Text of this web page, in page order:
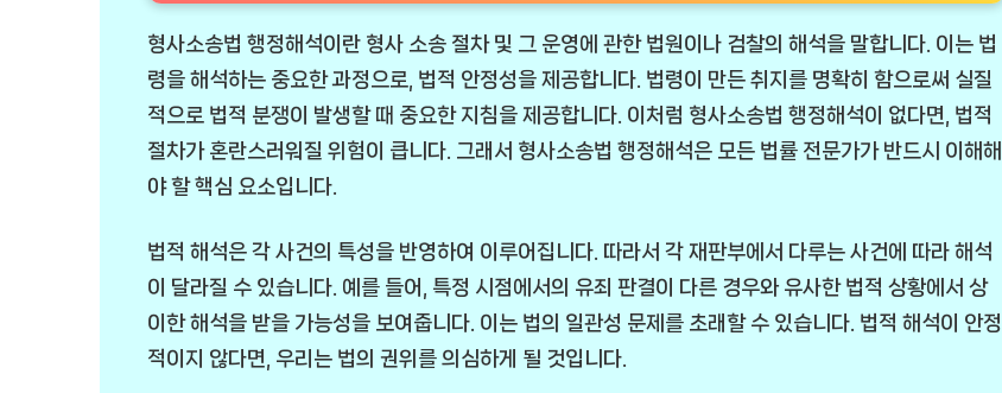
형사소송법 행정해석이란 형사 소송 절차 및 그 운영에 관한 법원이나 검찰의 해석을 말합니다. 이는 법
령을 해석하는 중요한 과정으로, 법적 안정성을 제공합니다. 법령이 만든 취지를 명확히 함으로써 실질
적으로 법적 분쟁이 발생할 때 중요한 지침을 제공합니다. 이처럼 형사소송법 행정해석이 없다면, 법적
절차가 혼란스러워질 위험이 큽니다. 그래서 형사소송법 행정해석은 모든 법률 전문가가 반드시 이해해
야 할 핵심 요소입니다.
법적 해석은 각 사건의 특성을 반영하여 이루어집니다. 따라서 각 재판부에서 다루는 사건에 따라 해석
이 달라질 수 있습니다. 예를 들어, 특정 시점에서의 유죄 판결이 다른 경우와 유사한 법적 상황에서 상
이한 해석을 받을 가능성을 보여줍니다. 이는 법의 일관성 문제를 초래할 수 있습니다. 법적 해석이 안정
적이지 않다면, 우리는 법의 권위를 의심하게 될 것입니다.